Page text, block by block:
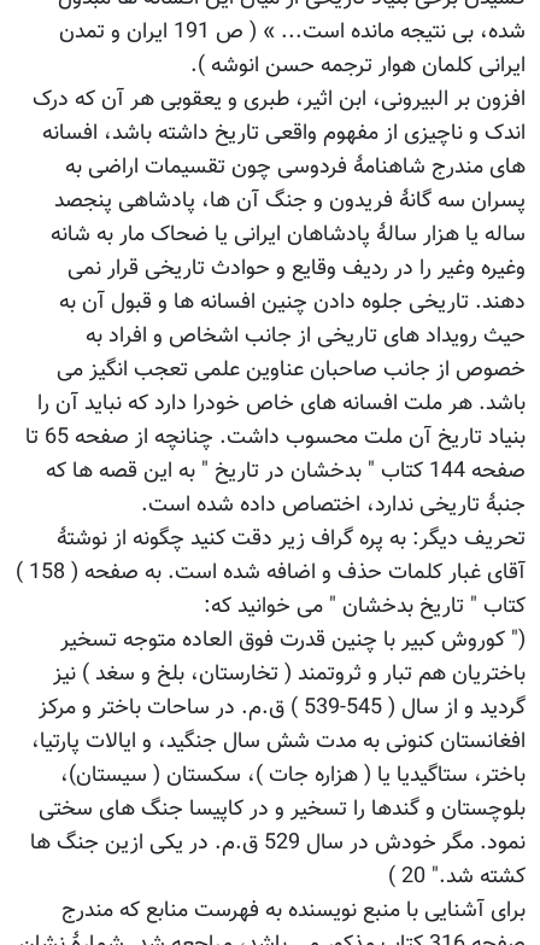
شده، بی نتیجه مانده است... » ( ص 191 ایران و تمدن
ایرانی کلمان هوار ترجمه حسن انوشه ).
افزون بر البیرونی، ابن اثیر، طبری و یعقوبی هر آن که درک
اندک و ناچیزی از مفهوم واقعی تاریخ داشته باشد، افسانه
های مندرج شاهنامۀ فردوسی چون تقسیمات اراضی به
پسران سه گانۀ فریدون و جنگ آن ها، پادشاهی پنجصد
ساله یا هزار سالۀ پادشاهان ایرانی یا ضحاک مار به شانه
وغیره وغیر را در ردیف وقایع و حوادث تاریخی قرار نمی
دهند. تاریخی جلوه دادن چنین افسانه ها و قبول آن به
حیث رویداد های تاریخی از جانب اشخاص و افراد به
خصوص از جانب صاحبان عناوین علمی تعجب انگیز می
باشد. هر ملت افسانه های خاص خودرا دارد که نباید آن را
بنیاد تاریخ آن ملت محسوب داشت. چنانچه از صفحه 65 تا
صفحه 144 کتاب " بدخشان در تاریخ " به این قصه ها که
جنبۀ تاریخی ندارد، اختصاص داده شده است.
تحریف دیگر: به پره گراف زیر دقت کنید چگونه از نوشتۀ
آقای غبار کلمات حذف و اضافه شده است. به صفحه ( 158 )
کتاب " تاریخ بدخشان " می خوانید که:
(" کوروش کبیر با چنین قدرت فوق العاده متوجه تسخیر
باختریان هم تبار و ثروتمند ( تخارستان، بلخ و سغد ) نیز
گردید و از سال ( 545-539 ) ق.م. در ساحات باختر و مرکز
افغانستان کنونی به مدت شش سال جنگید، و ایالات پارتیا،
باختر، ستاگیدیا یا ( هزاره جات )، سکستان ( سیستان)،
بلوچستان و گندها را تسخیر و در کاپیسا جنگ های سختی
نمود. مگر خودش در سال 529 ق.م. در یکی ازین جنگ ها
کشته شد." 20 )
برای آشنایی با منبع نویسنده به فهرست منابع که مندرج